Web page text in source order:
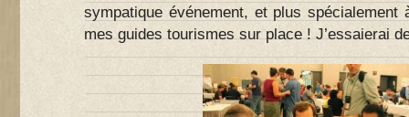
sympatique événement, et plus spécialement
mes guides tourismes sur place ! J’essaierai